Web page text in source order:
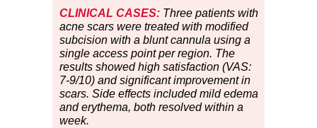
CLINICAL CASES: Three patients with
acne scars were treated with modified
subcision with a blunt cannula using a
single access point per region. The
results showed high satisfaction (VAS:
7-9/10) and significant improvement in
scars. Side effects included mild edema
and erythema, both resolved within a
week.